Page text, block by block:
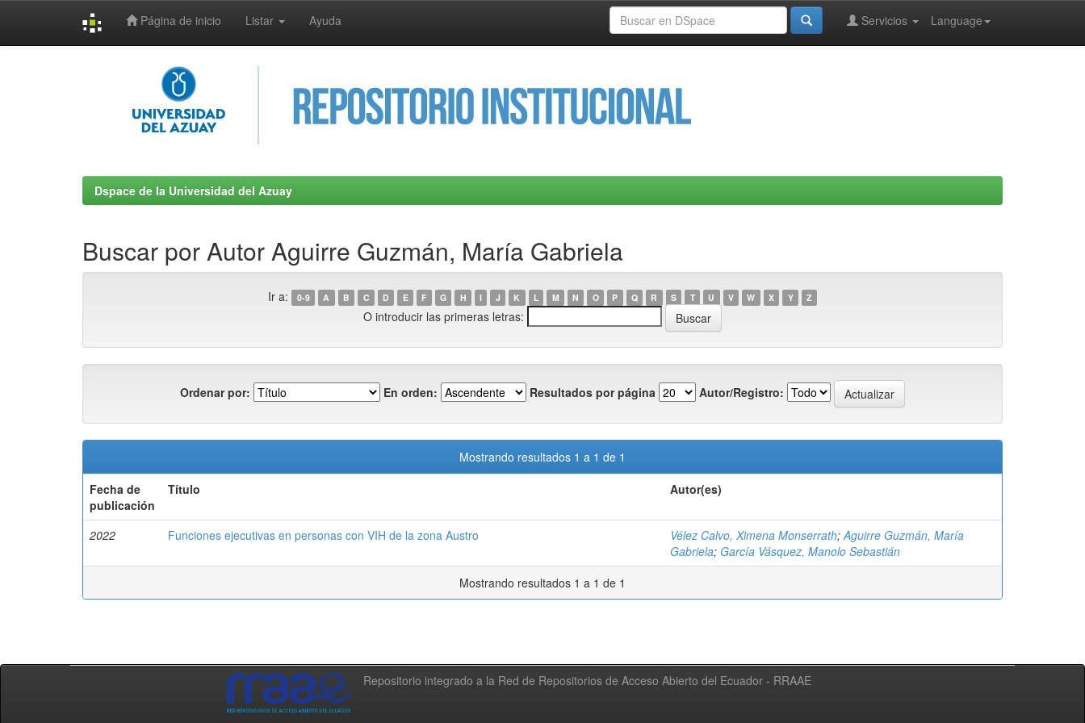
Página de inicio Listar Ayuda Language
Servicios
Dspace de la Universidad del Azuay
Buscar por Autor Aguirre Guzmán, María Gabriela
Ir a: 0-9 A B C D E F G H I J K L M N O P Q R S T U V W X Y Z
O introducir las primeras letras:
Ordenar por: En orden: Resultados por página Autor/Registro:
Mostrando resultados 1 a 1 de 1
Fecha de
publicación
Título Autor(es)
2022 Funciones ejecutivas en personas con VIH de la zona Austro Vélez Calvo, Ximena Monserrath;Aguirre Guzmán, María
Gabriela; García Vásquez, Manolo Sebastián
Mostrando resultados 1 a 1 de 1
Repositorio integrado a la Red de Repositorios de Acceso Abierto del Ecuador - RRAAE